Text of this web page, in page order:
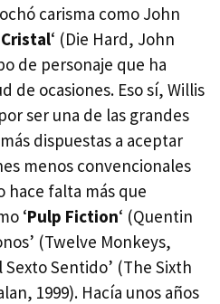
carisma como John
‘ (Die Hard, John
de personaje que ha
ocasiones. Eso sí, Willis
ser una de las grandes
dispuestas a aceptar
menos convencionales
hace falta más que
‘Pulp Fiction‘ (Quentin
(Twelve Monkeys,
Sexto Sentido’ (The Sixth
1999). Hacía unos años